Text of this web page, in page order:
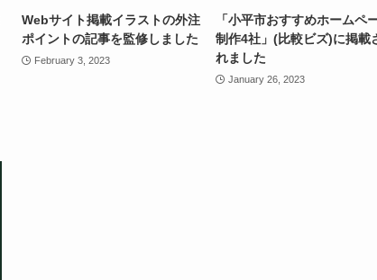
Webサイト掲載イラストの外注
ポイントの記事を監修しました
February 3, 2023
「小平市おすすめホームペ
制作4社」(比較ビズ)に掲載
れました
January 26, 2023